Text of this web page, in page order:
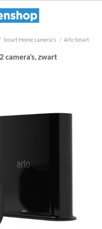
Smart Home camera's / Arlo Smart
camera’s, zwart